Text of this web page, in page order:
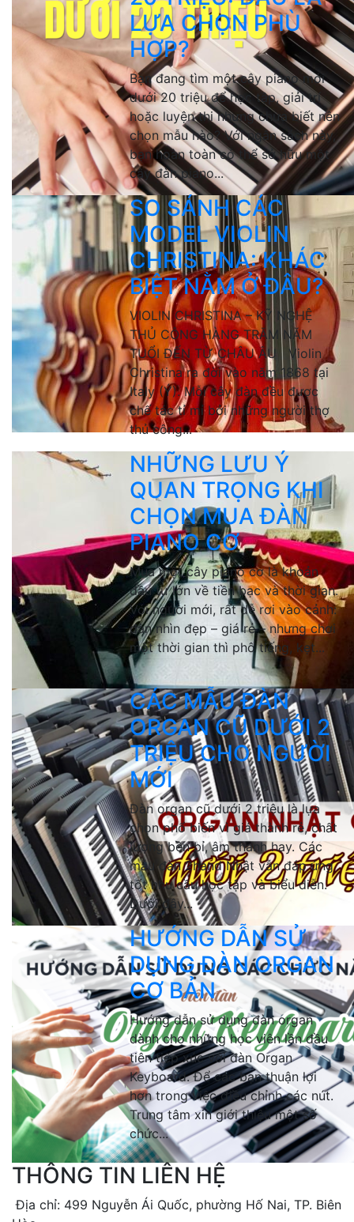
LỰA CHỌN PHÙ
HỢP?
Bạn đang tìm một cây piano mới
dưới 20 triệu để học tập, giải trí
hoặc luyện thi nhưng chưa biết nên
chọn mẫu nào? Với ngân sách này,
bạn hoàn toàn có thể sở hữu một
cây đàn piano...
SO SÁNH CÁC
MODEL VIOLIN
CHRISTINA: KHÁC
BIỆT NẰM Ở ĐÂU?
VIOLIN CHRISTINA – KỸ NGHỆ
THỦ CÔNG HÀNG TRĂM NĂM
TUỔI ĐẾN TỪ CHÂU ÂU Violin
Christina ra đời vào năm 1868 tại
Italy (Ý). Mỗi cây đàn đều được
chế tác tỉ mỉ bởi những người thợ
thủ công...
NHỮNG LƯU Ý
QUAN TRỌNG KHI
CHỌN MUA ĐÀN
PIANO CƠ
Mua một cây piano cơ là khoản
đầu tư lớn về tiền bạc và thời gian.
Với người mới, rất dễ rơi vào cảnh:
đàn nhìn đẹp – giá rẻ – nhưng chơi
một thời gian thì phô tiếng, kẹt...
CÁC MẪU ĐÀN
ORGAN CŨ DƯỚI 2
TRIỆU CHO NGƯỜI
MỚI
Đàn organ cũ dưới 2 triệu là lựa
chọn phổ biến vì giá thành rẻ, chất
lượng bền bỉ, âm thanh hay. Các
mẫu đàn 2hand Nhật vẫn đáp ứng
tốt nhu cầu học tập và biểu diễn.
Dưới đây...
HƯỚNG DẪN SỬ
DỤNG ĐÀN ORGAN
CƠ BẢN
Hướng dẫn sử dụng đàn organ
dành cho những học viên lần đầu
tiên tiếp xúc với đàn Organ
Keyboard. Để các bạn thuận lợi
hơn trong việc điều chỉnh các nút.
Trung tâm xin giới thiệu một số
chức...
THÔNG TIN LIÊN HỆ
Địa chỉ: 499 Nguyễn Ái Quốc, phường Hố Nai, TP. Biên